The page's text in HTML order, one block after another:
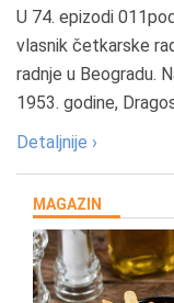
U 74. epizodi
vlasnik četkarske
radnje u Beogradu.
1953. godine,
Detaljnije ›
MAGAZIN